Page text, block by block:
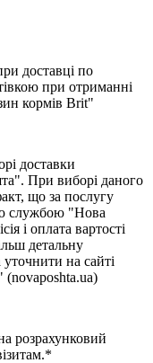
доставці по
при отриманні
кормів Brit"
доставки
При виборі даного
що за послугу
службою "Нова
і оплата вартості
детальну
на сайті
розрахунковий